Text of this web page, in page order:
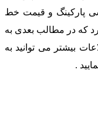
پارکینگ و قیمت خط
که در مطالب بعدی به
بیشتر می توانید به
.